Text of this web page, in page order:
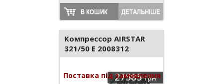
В КОШИК ДЕТАЛЬНІШЕ
Компрессор AIRSTAR
321/50 E 2008312
27585грн
Поставка під замовлення